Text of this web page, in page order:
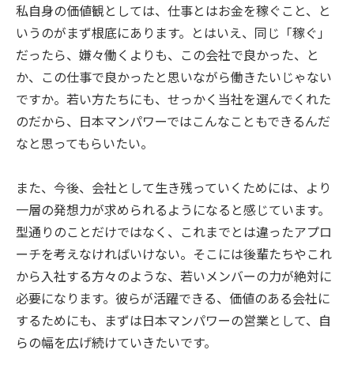
私自身の価値観としては、仕事とはお金を稼ぐこと、と
いうのがまず根底にあります。とはいえ、同じ「稼ぐ」
だったら、嫌々働くよりも、この会社で良かった、と
か、この仕事で良かったと思いながら働きたいじゃない
ですか。若い方たちにも、せっかく当社を選んでくれた
のだから、日本マンパワーではこんなこともできるんだ
なと思ってもらいたい。
また、今後、会社として生き残っていくためには、より
一層の発想力が求められるようになると感じています。
型通りのことだけではなく、これまでとは違ったアプロ
ーチを考えなければいけない。そこには後輩たちやこれ
から入社する方々のような、若いメンバーの力が絶対に
必要になります。彼らが活躍できる、価値のある会社に
するためにも、まずは日本マンパワーの営業として、自
らの幅を広げ続けていきたいです。